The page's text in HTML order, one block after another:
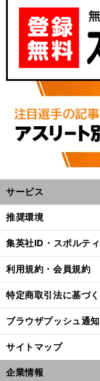
サービス
推奨環境
集英社ID・スポルテ
利用規約・会員規約
特定商取引法に基づ
ブラウザプッシュ通
サイトマップ
企業情報